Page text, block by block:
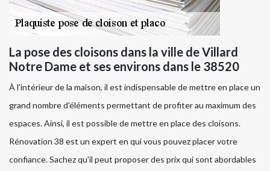
La pose des cloisons dans la ville de Villard
Notre Dame et ses environs dans le 38520
À l'intérieur de la maison, il est indispensable de mettre en place un
grand nombre d'éléments permettant de profiter au maximum des
espaces. Ainsi, il est possible de mettre en place des cloisons.
Rénovation 38 est un expert en qui vous pouvez placer votre
confiance. Sachez qu'il peut proposer des prix qui sont abordables